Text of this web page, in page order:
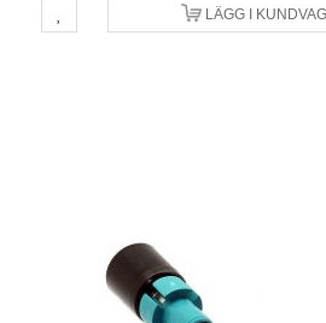
LÄGG I